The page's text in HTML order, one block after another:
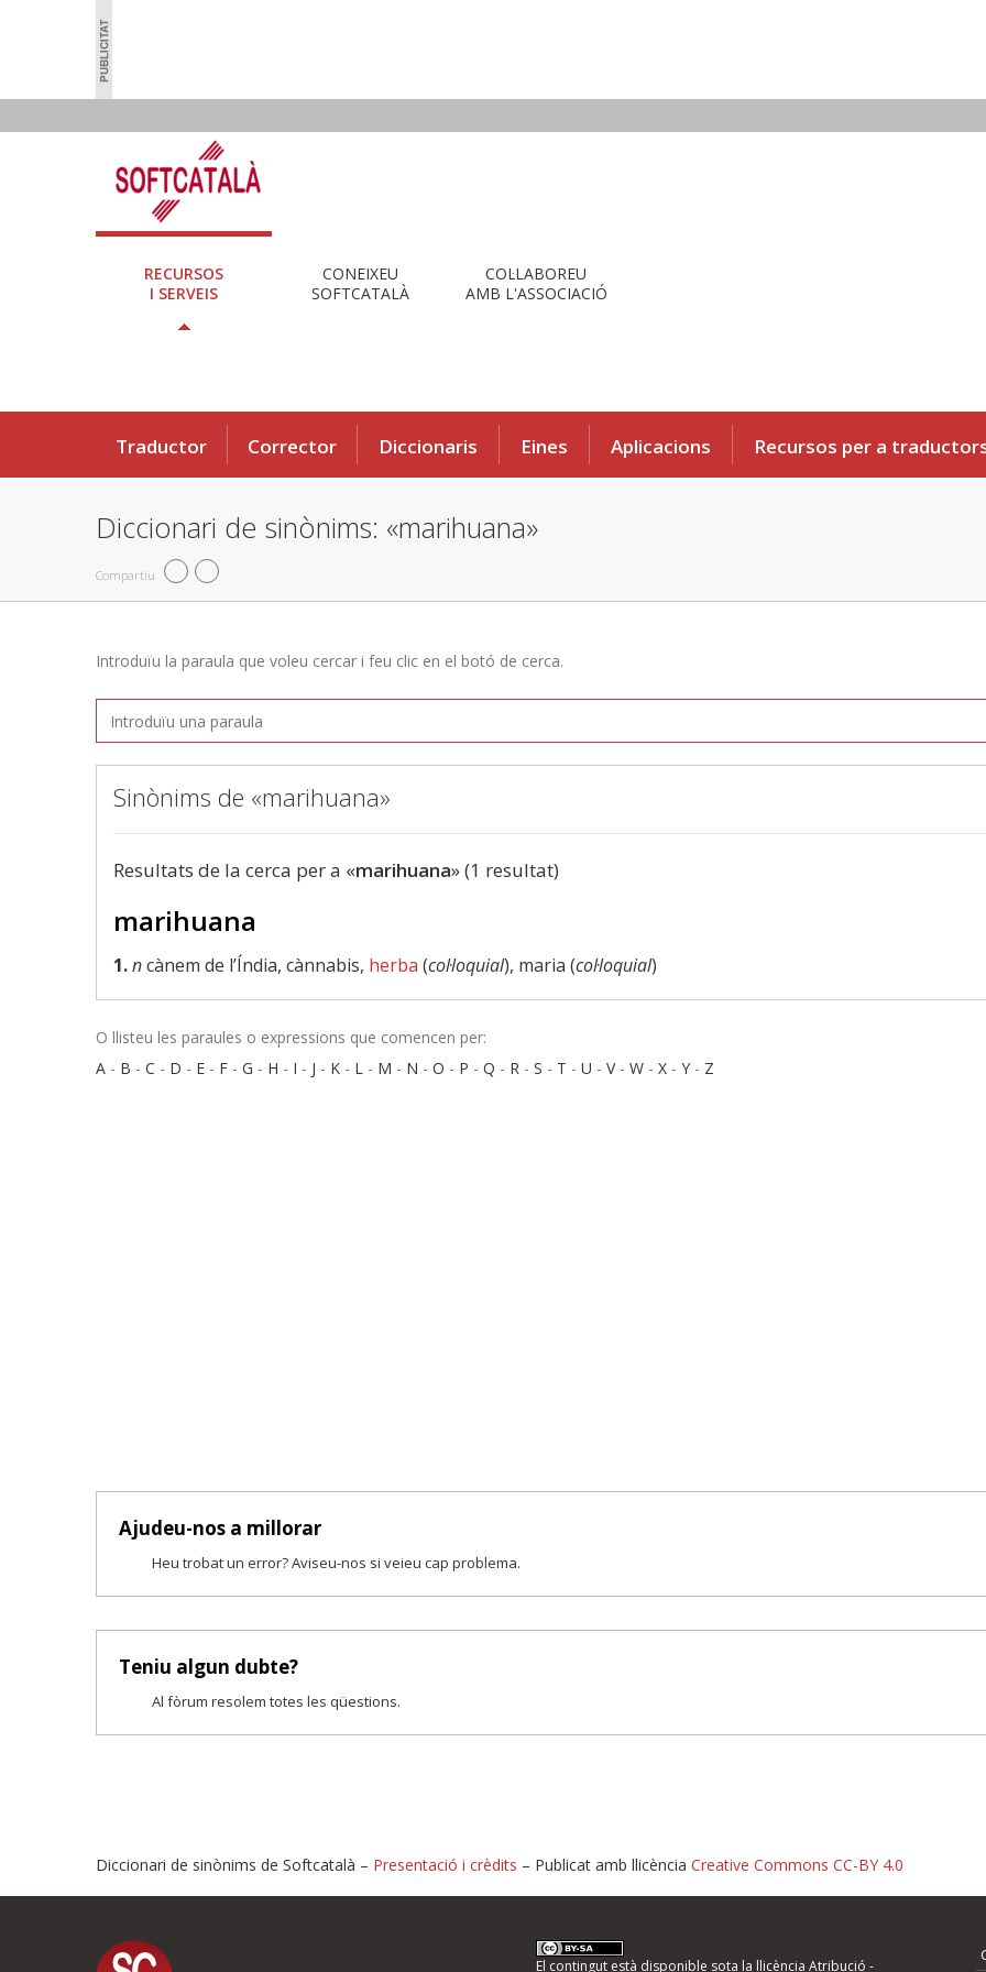
RECURSOS
I SERVEIS
CONEIXEU
SOFTCATALÀ
COL·LABOREU
AMB L'ASSOCIACIÓ
Traductor Corrector Diccionaris Eines Aplicacions Recursos per a
Diccionari de sinònims: «marihuana»
Compartiu
Introduïu la paraula que voleu cercar i feu clic en el botó de cerca.
Sinònims de «marihuana»
Resultats de la cerca per a «marihuana» (1 resultat)
marihuana
1.ncànem de l’Índia, cànnabis, herba (col·loquial), maria (col·loquial)
O llisteu les paraules o expressions que comencen per:
A - B - C - D - E - F - G - H - I - J - K - L - M - N - O - P - Q - R - S - T - U - V- W - X - Y - Z
Ajudeu-nos a millorar
Heu trobat un error? Aviseu-nos si veieu cap problema.
Teniu algun dubte?
Al fòrum resolem totes les qüestions.
Proposeu-nos millores o informeu d'errors
Diccionari de sinònims de Softcatalà – Presentació i crèdits – Publicat amb llicència Creative Commons CC-BY 4.0
El contingut està disponible sota la llicència Atribució -